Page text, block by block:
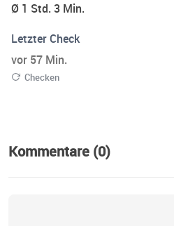
Ø 1 Std. 3 Min.
Letzter Check
vor 57 Min.
Checken
Kommentare (0)